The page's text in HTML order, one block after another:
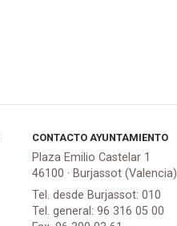
CONTACTO AYUNTAMIENTO
Plaza Emilio Castelar 1
46100 · Burjassot (Valencia)
Tel. desde Burjassot: 010
Tel. general: 96 316 05 00